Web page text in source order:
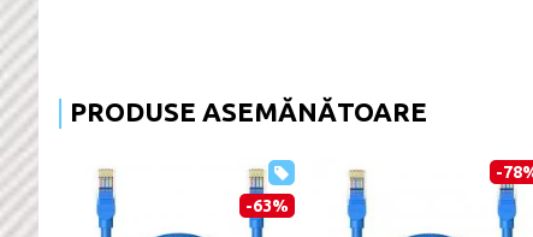
PRODUSE ASEMĂNĂTOARE